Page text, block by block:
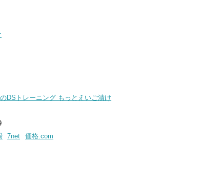
DSトレーニング もっとえいご漬け
7net 価格.com